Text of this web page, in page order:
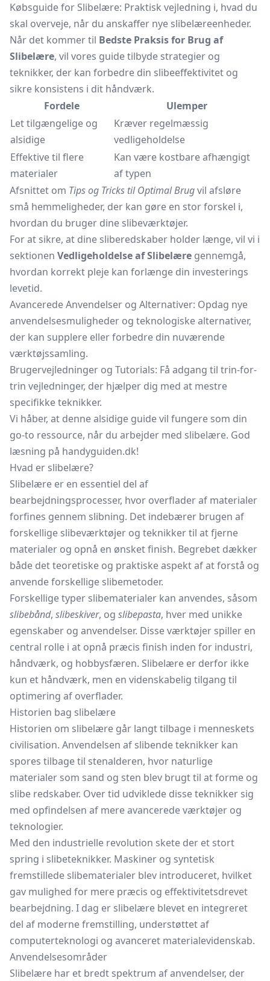
Købsguide for Slibelære: Praktisk vejledning i, hvad du
skal overveje, når du anskaffer nye slibelæreenheder.
Når det kommer til Bedste Praksis for Brug af
Slibelære, vil vores guide tilbyde strategier og
teknikker, der kan forbedre din slibeeffektivitet og
sikre konsistens i dit håndværk.
Fordele
Ulemper
Let tilgængelige og
alsidige
Kræver regelmæssig
vedligeholdelse
Effektive til flere
materialer
Kan være kostbare afhængigt
af typen
Afsnittet om Tips og Tricks til Optimal Brugvil afsløre
små hemmeligheder, der kan gøre en stor forskel i,
hvordan du bruger dine slibeværktøjer.
For at sikre, at dine sliberedskaber holder længe, vil vi i
sektionen Vedligeholdelse af Slibelære gennemgå,
hvordan korrekt pleje kan forlænge din investerings
levetid.
Avancerede Anvendelser og Alternativer: Opdag nye
anvendelsesmuligheder og teknologiske alternativer,
der kan supplere eller forbedre din nuværende
værktøjssamling.
Brugervejledninger og Tutorials: Få adgang til trin-for-
trin vejledninger, der hjælper dig med at mestre
specifikke teknikker.
Vi håber, at denne alsidige guide vil fungere som din
go-to ressource, når du arbejder med slibelære. God
læsning på handyguiden.dk!
Hvad er slibelære?
Slibelære er en essentiel del af
bearbejdningsprocesser, hvor overflader af materialer
forfines gennem slibning. Det indebærer brugen af
forskellige slibeværktøjer og teknikker til at fjerne
materialer og opnå en ønsket finish. Begrebet dækker
både det teoretiske og praktiske aspekt af at forstå og
anvende forskellige slibemetoder.
Forskellige typer slibematerialer kan anvendes, såsom
slibebånd, slibeskiver, og slibepasta, hver med unikke
egenskaber og anvendelser. Disse værktøjer spiller en
central rolle i at opnå præcis finish inden for industri,
håndværk, og hobbysfæren. Slibelære er derfor ikke
kun et håndværk, men en videnskabelig tilgang til
optimering af overflader.
Historien bag slibelære
Historien om slibelære går langt tilbage i menneskets
civilisation. Anvendelsen af slibende teknikker kan
spores tilbage til stenalderen, hvor naturlige
materialer som sand og sten blev brugt til at forme og
slibe redskaber. Over tid udviklede disse teknikker sig
med opfindelsen af mere avancerede værktøjer og
teknologier.
Med den industrielle revolution skete der et stort
spring i slibeteknikker. Maskiner og syntetisk
fremstillede slibematerialer blev introduceret, hvilket
gav mulighed for mere præcis og effektivitetsdrevet
bearbejdning. I dag er slibelære blevet en integreret
del af moderne fremstilling, understøttet af
computerteknologi og avanceret materialevidenskab.
Anvendelsesområder
Slibelære har et bredt spektrum af anvendelser, der